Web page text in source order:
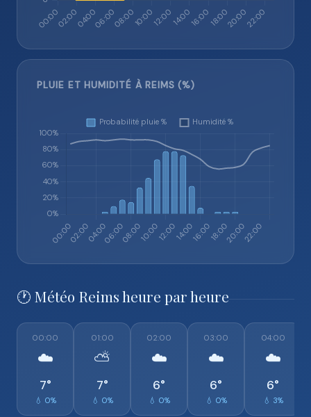
PLUIE ET HUMIDITÉ À REIMS (%)
🕐 Météo Reims heure par heure
00:00
☁️
7°
💧 0%
01:00
⛅
7°
💧 0%
02:00
☁️
6°
💧 0%
03:00
☁️
6°
💧 0%
04:00
☁️
6°
💧 3%